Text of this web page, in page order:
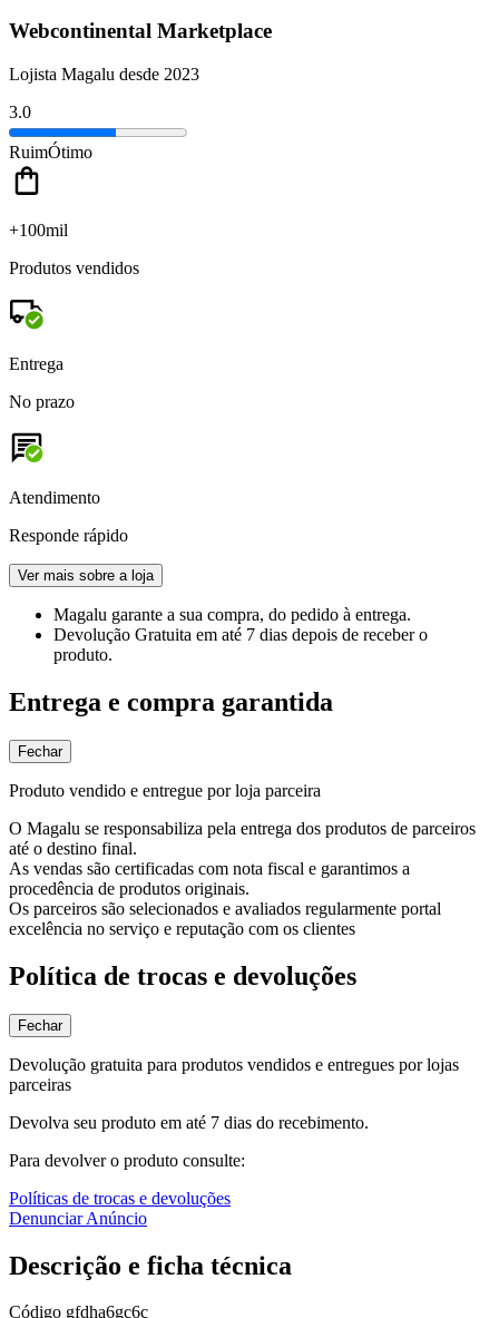
Webcontinental Marketplace
Lojista Magalu desde 2023
3.0
RuimÓtimo
+100mil
Produtos vendidos
Entrega
No prazo
Atendimento
Responde rápido
Ver mais sobre a loja
Magalu garante a sua compra, do pedido à entrega.
Devolução Gratuita em até 7 dias depois de receber o
produto.
Entrega e compra garantida
Fechar
Produto vendido e entregue por loja parceira
O Magalu se responsabiliza pela entrega dos produtos de parceiros
até o destino final.
As vendas são certificadas com nota fiscal e garantimos a
procedência de produtos originais.
Os parceiros são selecionados e avaliados regularmente portal
excelência no serviço e reputação com os clientes
Política de trocas e devoluções
Fechar
Devolução gratuita para produtos vendidos e entregues por lojas
parceiras
Devolva seu produto em até 7 dias do recebimento.
Para devolver o produto consulte:
Políticas de trocas e devoluções
Denunciar Anúncio
Descrição e ficha técnica
Código gfdha6gc6c